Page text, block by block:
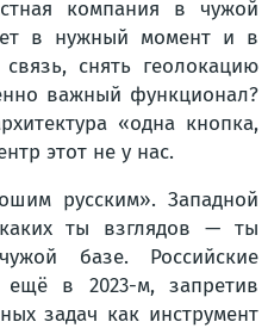
компания в чужой
в нужный момент и в
снять геолокацию
важный функционал?
«одна кнопка,
этот не у нас.
русским». Западной
ты взглядов — ты
базе. Российские
ещё в 2023-м, запретив
задач как инструмент